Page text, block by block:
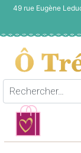
49 rue Eugène